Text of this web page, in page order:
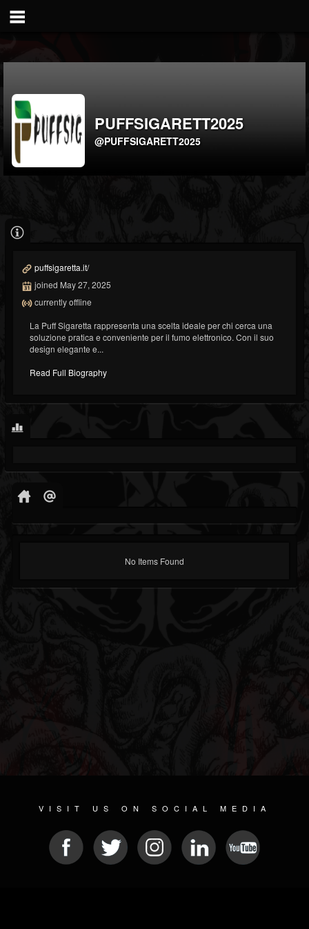
PUFFSIGARETT2025
@PUFFSIGARETT2025
puffsigaretta.it/
joined May 27, 2025
currently offline
La Puff Sigaretta rappresenta una scelta ideale per chi cerca una
soluzione pratica e conveniente per il fumo elettronico. Con il suo
design elegante e...
Read Full Biography
No Items Found
VISIT US ON SOCIAL MEDIA